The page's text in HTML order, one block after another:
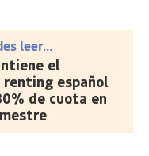
leer...
el
español
de cuota en